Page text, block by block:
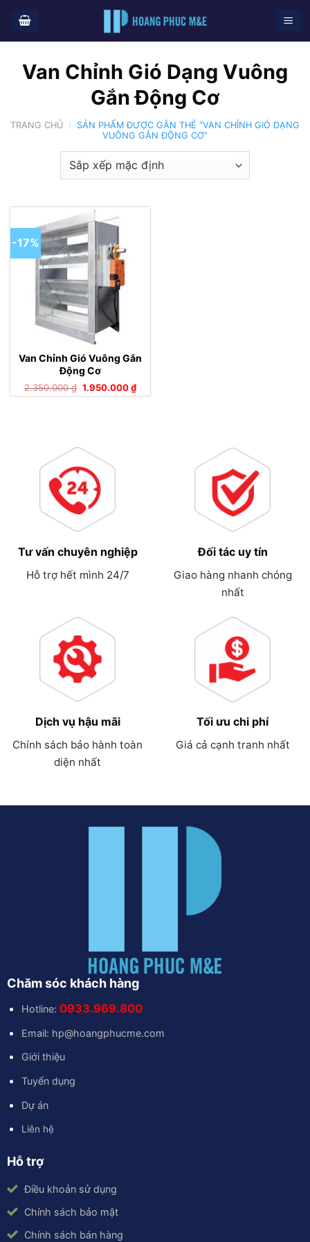
content
Van Chỉnh Gió Dạng Vuông
Gắn Động Cơ
TRANG CHỦ / SẢN PHẨM ĐƯỢC GẮN THẺ “VAN CHỈNH GIÓ DẠNG
VUÔNG GẮN ĐỘNG CƠ”
-17%
Van Chỉnh Gió Vuông Gắn
Động Cơ
2.350.000₫ Giá
gốc
1.950.000₫Giá
hiện
Tư vấn chuyên nghiệp
Hỗ trợ hết mình 24/7
Đối tác uy tín
Giao hàng nhanh chóng
nhất
Dịch vụ hậu mãi
Chính sách bảo hành toàn
diện nhất
Tối ưu chi phí
Giá cả cạnh tranh nhất
Chăm sóc khách hàng
Hotline: 0933.969.800
Email: hp@hoangphucme.com
Giới thiệu
Tuyển dụng
Dự án
Liên hệ
Hỗ trợ
Điều khoản sử dụng
Chính sách bảo mật
Chính sách bán hàng